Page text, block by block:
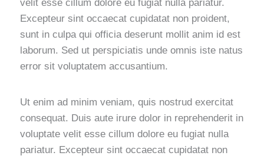
velit esse cillum dolore eu fugiat nulla pariatur.
Excepteur sint occaecat cupidatat non proident,
sunt in culpa qui officia deserunt mollit anim id est
laborum. Sed ut perspiciatis unde omnis iste natus
error sit voluptatem accusantium.
Ut enim ad minim veniam, quis nostrud exercitat
consequat. Duis aute irure dolor in reprehenderit in
voluptate velit esse cillum dolore eu fugiat nulla
pariatur. Excepteur sint occaecat cupidatat non